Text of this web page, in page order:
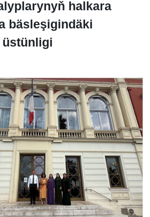
halkara
bäsleşigindäki
üstünligi